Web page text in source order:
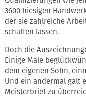
3600 hiesigen
der sie zahlreiche
schaffen lassen.
Doch die
Einige Male
dem eigenen Sohn,
Und ein andermal galt
Meisterbrief zu